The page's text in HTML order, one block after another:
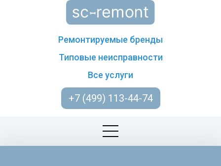
Ремонтируемые бренды
Типовые неисправности
Все услуги
+7 (499) 113-44-74